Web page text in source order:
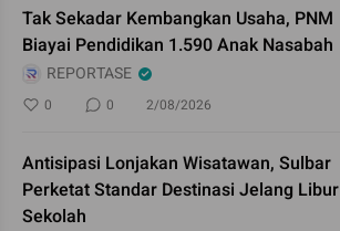
Tak Sekadar Kembangkan Usaha, PNM
Biayai Pendidikan 1.590 Anak Nasabah
REPORTASE
0 0 2/08/2026
Antisipasi Lonjakan Wisatawan, Sulbar
Perketat Standar Destinasi Jelang Libur
Sekolah